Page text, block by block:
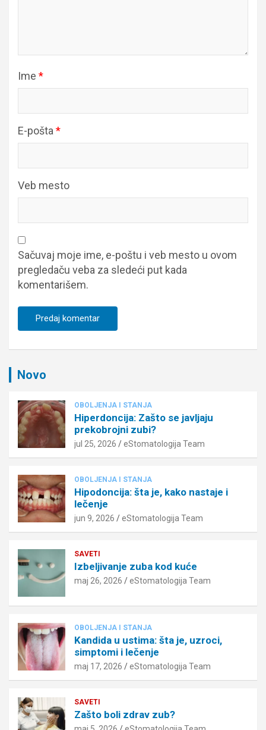
Ime *
E-pošta *
Veb mesto
Sačuvaj moje ime, e-poštu i veb mesto u ovom
pregledaču veba za sledeći put kada
komentarišem.
Novo
OBOLJENJA I STANJA
Hiperdoncija: Zašto se javljaju
prekobrojni zubi?
jul 25, 2026 eStomatologija Team
OBOLJENJA I STANJA
Hipodoncija: šta je, kako nastaje i
lečenje
jun 9, 2026 eStomatologija Team
SAVETI
Izbeljivanje zuba kod kuće
maj 26, 2026 eStomatologija Team
OBOLJENJA I STANJA
Kandida u ustima: šta je, uzroci,
simptomi i lečenje
maj 17, 2026 eStomatologija Team
SAVETI
Zašto boli zdrav zub?